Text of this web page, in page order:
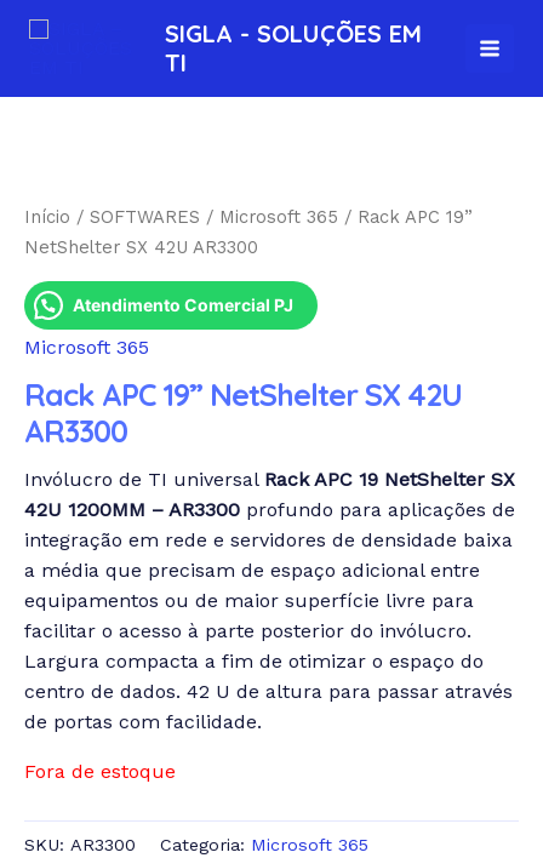
para
conteúdo
SIGLA - SOLUÇÕES EM
TI
Início / SOFTWARES / Microsoft 365 / Rack APC 19”
NetShelter SX 42U AR3300
Atendimento Comercial PJ
Microsoft 365
Rack APC 19” NetShelter SX 42U
AR3300
Invólucro de TI universal Rack APC 19 NetShelter SX
42U 1200MM – AR3300 profundo para aplicações de
integração em rede e servidores de densidade baixa
a média que precisam de espaço adicional entre
equipamentos ou de maior superfície livre para
facilitar o acesso à parte posterior do invólucro.
Largura compacta a fim de otimizar o espaço do
centro de dados. 42 U de altura para passar através
de portas com facilidade.
Fora de estoque
SKU: AR3300 Categoria: Microsoft 365